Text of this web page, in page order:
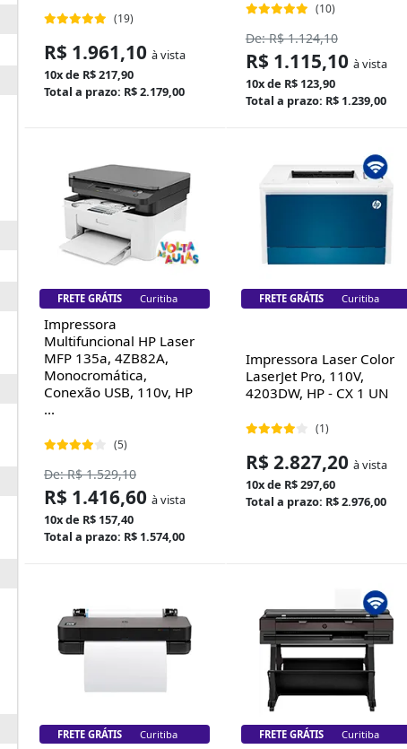
(19)
R$ 1.961,10 à vista
10x de R$ 217,90
Total a prazo: R$ 2.179,00
(10)
De: R$ 1.124,10
R$ 1.115,10 à vista
10x de R$ 123,90
Total a prazo: R$ 1.239,00
FRETE GRÁTIS Florianópolis
Impressora
Multifuncional HP Laser
MFP 135a, 4ZB82A,
Monocromática,
Conexão USB, 110v, HP
...
(5)
De: R$ 1.529,10
R$ 1.416,60 à vista
10x de R$ 157,40
Total a prazo: R$ 1.574,00
FRETE GRÁTIS Florianópolis
Impressora Laser Color
LaserJet Pro, 110V,
4203DW, HP - CX 1 UN
(1)
R$ 2.827,20 à vista
10x de R$ 297,60
Total a prazo: R$ 2.976,00
FRETE GRÁTIS Florianópolis FRETE GRÁTIS Florianópolis